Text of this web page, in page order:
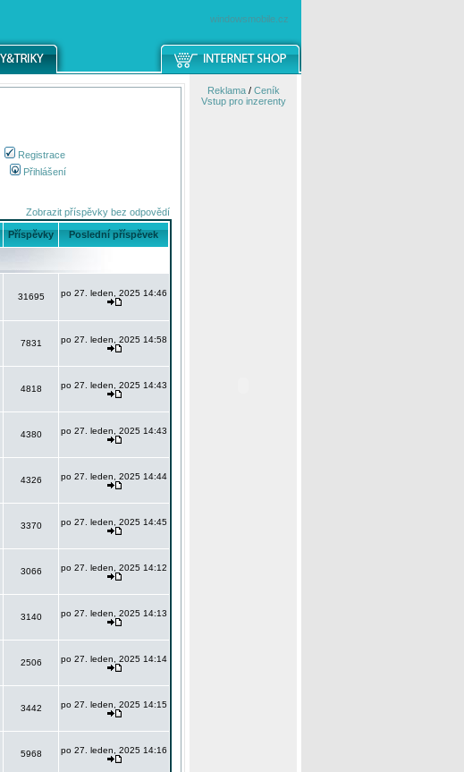
windowsmobile.cz
Registrace
Přihlášení
Zobrazit příspěvky bez odpovědí
Příspěvky Poslední příspěvek
31695 po 27. leden, 2025 14:46
7831 po 27. leden, 2025 14:58
4818 po 27. leden, 2025 14:43
4380 po 27. leden, 2025 14:43
4326 po 27. leden, 2025 14:44
3370 po 27. leden, 2025 14:45
3066 po 27. leden, 2025 14:12
3140 po 27. leden, 2025 14:13
2506 po 27. leden, 2025 14:14
3442 po 27. leden, 2025 14:15
5968 po 27. leden, 2025 14:16
Reklama/ Ceník
Vstup pro inzerenty